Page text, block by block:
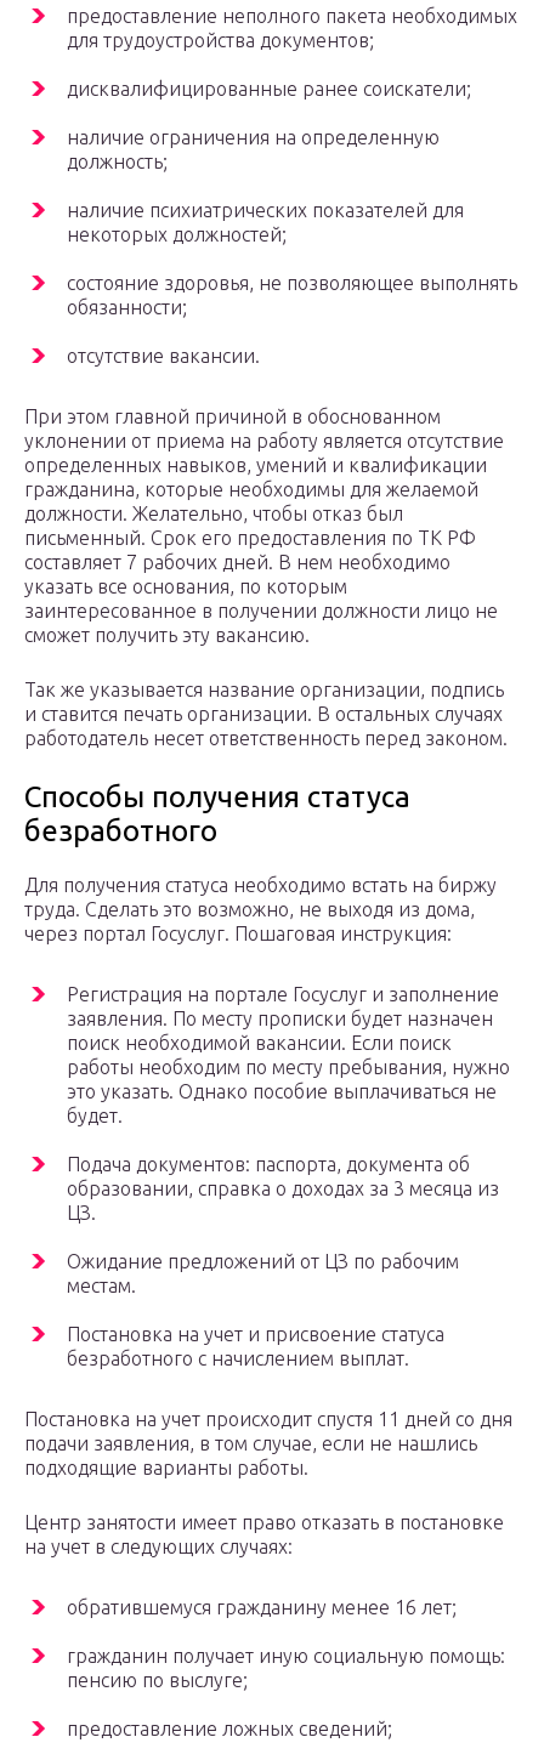
предоставление неполного пакета необходимых
для трудоустройства документов;
дисквалифицированные ранее соискатели;
наличие ограничения на определенную
должность;
наличие психиатрических показателей для
некоторых должностей;
состояние здоровья, не позволяющее выполнять
обязанности;
отсутствие вакансии.
При этом главной причиной в обоснованном
уклонении от приема на работу является отсутствие
определенных навыков, умений и квалификации
гражданина, которые необходимы для желаемой
должности. Желательно, чтобы отказ был
письменный. Срок его предоставления по ТК РФ
составляет 7 рабочих дней. В нем необходимо
указать все основания, по которым
заинтересованное в получении должности лицо не
сможет получить эту вакансию.
Так же указывается название организации, подпись
и ставится печать организации. В остальных случаях
работодатель несет ответственность перед законом.
Способы получения статуса
безработного
Для получения статуса необходимо встать на биржу
труда. Сделать это возможно, не выходя из дома,
через портал Госуслуг. Пошаговая инструкция:
Регистрация на портале Госуслуг и заполнение
заявления. По месту прописки будет назначен
поиск необходимой вакансии. Если поиск
работы необходим по месту пребывания, нужно
это указать. Однако пособие выплачиваться не
будет.
Подача документов: паспорта, документа об
образовании, справка о доходах за 3 месяца из
ЦЗ.
Ожидание предложений от ЦЗ по рабочим
местам.
Постановка на учет и присвоение статуса
безработного с начислением выплат.
Постановка на учет происходит спустя 11 дней со дня
подачи заявления, в том случае, если не нашлись
подходящие варианты работы.
Центр занятости имеет право отказать в постановке
на учет в следующих случаях:
обратившемуся гражданину менее 16 лет;
гражданин получает иную социальную помощь:
пенсию по выслуге;
предоставление ложных сведений;